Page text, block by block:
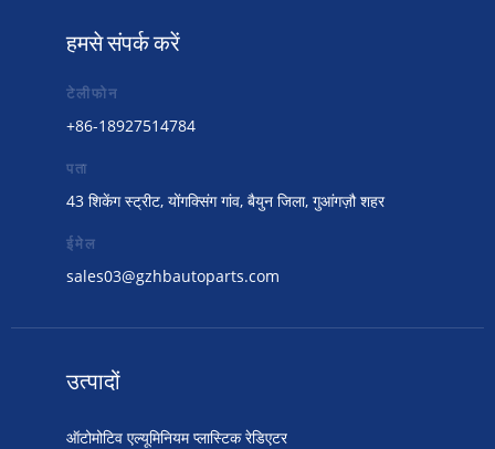
हमसे संपर्क करें
टेलीफोन
+86-18927514784
पता
43 शिकेंग स्ट्रीट, योंगक्सिंग गांव, बैयुन जिला, गुआंगज़ौ शहर
ईमेल
sales03@gzhbautoparts.com
उत्पादों
ऑटोमोटिव एल्यूमिनियम प्लास्टिक रेडिएटर